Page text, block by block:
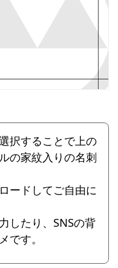
択することで上の
の家紋入りの名刺
ードしてご自由に
したり、SNSの背
です。